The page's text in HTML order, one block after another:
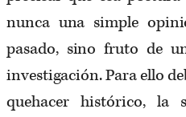
nunca una simple
pasado, sino fruto de
investigación. Para ello
quehacer histórico, la